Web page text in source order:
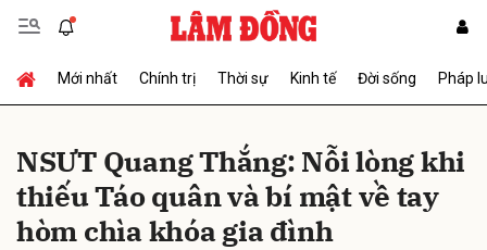
Mới nhất Chính trị Thời sự Kinh tế Đời sống Pháp
NSƯT Quang Thắng: Nỗi lòng khi
thiếu Táo quân và bí mật về tay
hòm chìa khóa gia đình
Gửi bình luận